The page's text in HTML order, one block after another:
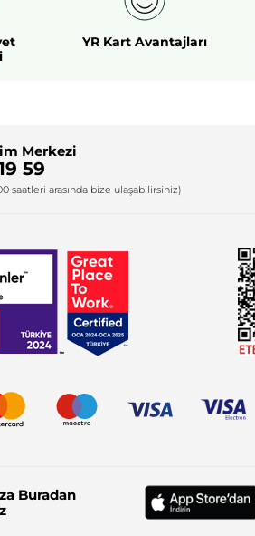
YR Kart Avantajları
Merkezi
59
saatleri arasında bize ulaşabilirsiniz)
Buradan